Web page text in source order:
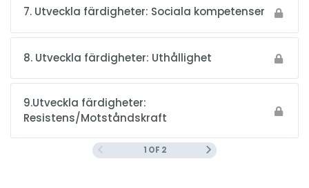
7. Utveckla färdigheter: Sociala kompetenser
8. Utveckla färdigheter: Uthållighet
9.Utveckla färdigheter:
Resistens/Motståndskraft
1 OF 2